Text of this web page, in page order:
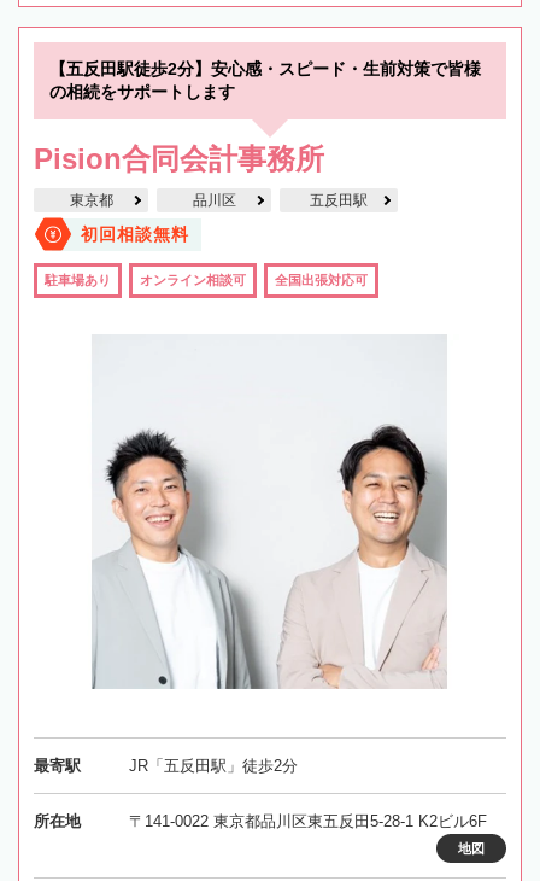
【五反田駅徒歩2分】安心感・スピード・生前対策で皆様
の相続をサポートします
Pision合同会計事務所
東京都 品川区 五反田駅
初回相談無料
駐車場あり オンライン相談可 全国出張対応可
最寄駅 JR「五反田駅」徒歩2分
所在地 〒141-0022 東京都品川区東五反田5-28-1 K2ビル6F
地図